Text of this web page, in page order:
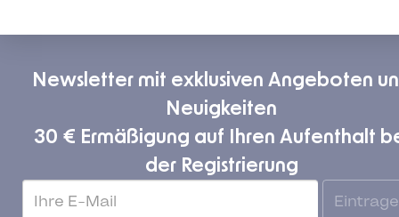
Newsletter mit exklusiven Angeboten
Neuigkeiten
30 € Ermäßigung auf Ihren Aufenthalt
der Registrierung